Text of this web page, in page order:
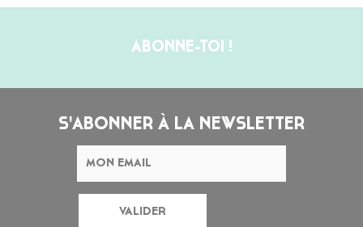
ABONNE-TOI !
S'ABONNER À LA NEWSLETTER